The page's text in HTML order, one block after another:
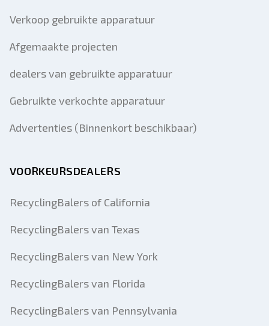
Verkoop gebruikte apparatuur
Afgemaakte projecten
dealers van gebruikte apparatuur
Gebruikte verkochte apparatuur
Advertenties (Binnenkort beschikbaar)
VOORKEURSDEALERS
RecyclingBalers of California
RecyclingBalers van Texas
RecyclingBalers van New York
RecyclingBalers van Florida
RecyclingBalers van Pennsylvania